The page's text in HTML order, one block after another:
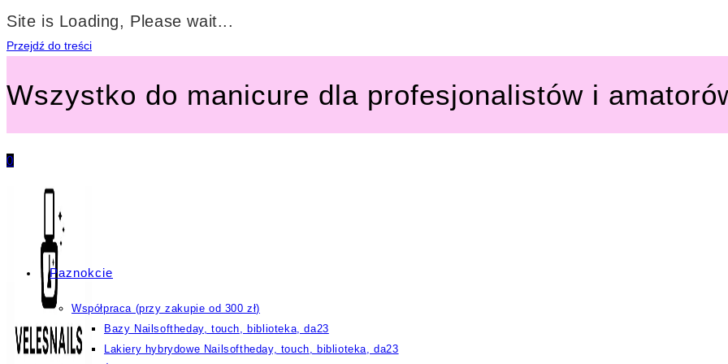
Site is Loading, Please wait...
Przejdź do treści
Wszystko do manicure dla profesjonalistów i
0
Paznokcie
Współpraca (przy zakupie od 300 zł)
Bazy Nailsoftheday, touch, biblioteka, da23
Lakiery hybrydowe Nailsoftheday, touch, biblioteka, da23